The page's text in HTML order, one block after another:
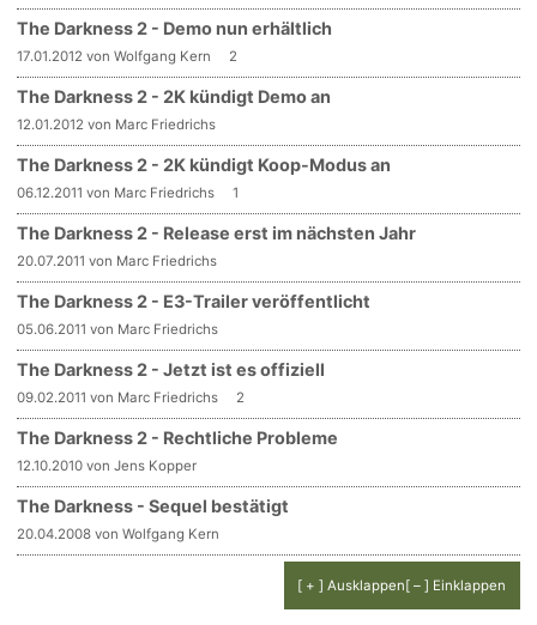
The Darkness 2 - Demo nun erhältlich
17.01.2012 von Wolfgang Kern 2
The Darkness 2 - 2K kündigt Demo an
12.01.2012 von Marc Friedrichs
The Darkness 2 - 2K kündigt Koop-Modus an
06.12.2011 von Marc Friedrichs 1
The Darkness 2 - Release erst im nächsten Jahr
20.07.2011 von Marc Friedrichs
The Darkness 2 - E3-Trailer veröffentlicht
05.06.2011 von Marc Friedrichs
The Darkness 2 - Jetzt ist es offiziell
09.02.2011 von Marc Friedrichs 2
The Darkness 2 - Rechtliche Probleme
12.10.2010 von Jens Kopper
The Darkness - Sequel bestätigt
20.04.2008 von Wolfgang Kern
[ + ] Ausklappen[ – ] Einklappen